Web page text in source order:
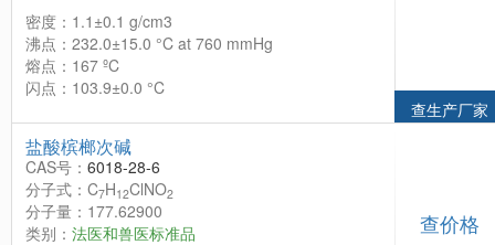
密度：1.1±0.1 g/cm3
沸点：232.0±15.0 °C at 760 mmHg
熔点：167 ºC
闪点：103.9±0.0 °C
查生产厂家
盐酸槟榔次碱
CAS号： 6018-28-6
分子式：C7H12ClNO2
分子量：177.62900
类别： 法医和兽医标准品
查价格